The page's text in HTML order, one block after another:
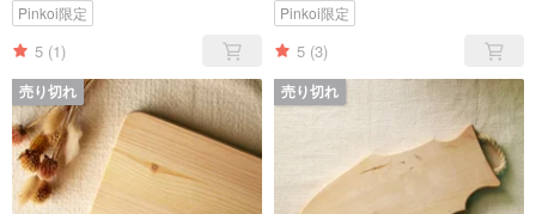
Pinkoi限定
5 (1)
Pinkoi限定
5 (3)
売り切れ 売り切れ